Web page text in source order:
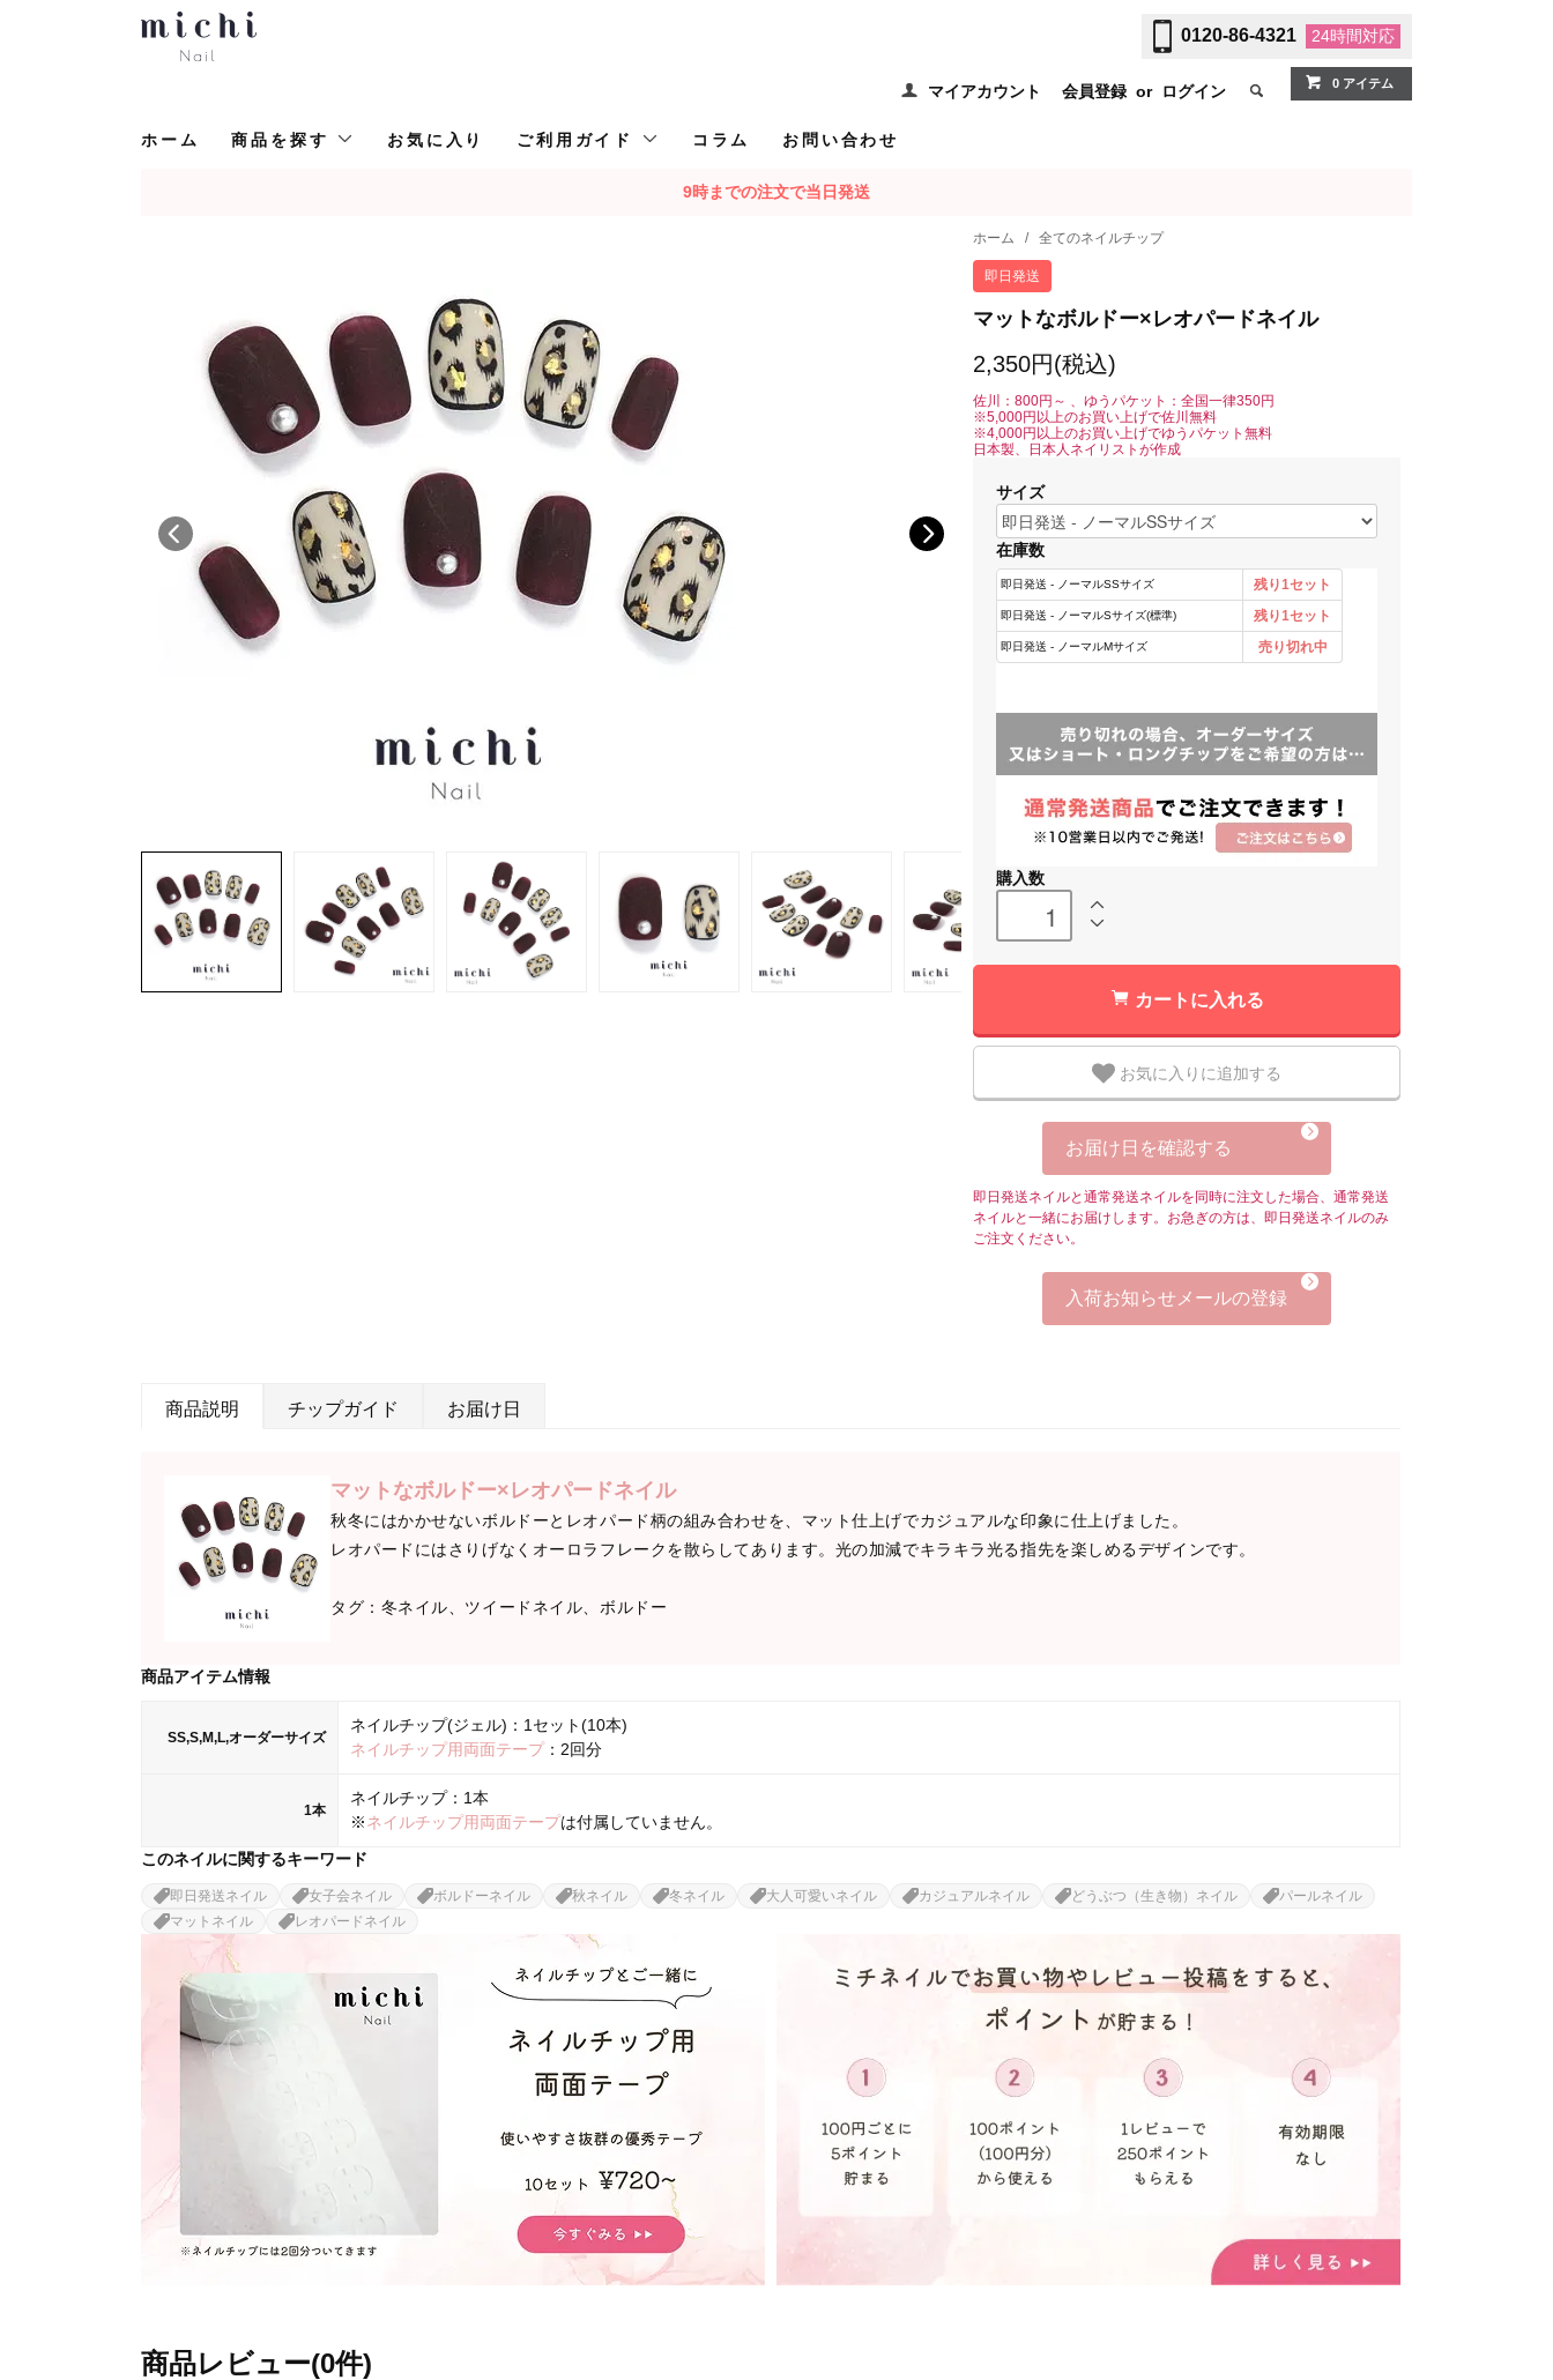
0120-86-4321 24時間対応
マイアカウント 会員登録 or ログイン 0 アイテム
ホーム 商品を探す お気に入り ご利用ガイド コラム お問い合わせ
9時までの注文で当日発送
ホーム / 全てのネイルチップ
即日発送
マットなボルドー×レオパードネイル
2,350円(税込)
佐川：800円～ 、ゆうパケット：全国一律350円
※5,000円以上のお買い上げで佐川無料
※4,000円以上のお買い上げでゆうパケット無料
日本製、日本人ネイリストが作成
サイズ
在庫数
購入数
カートに入れる
お気に入りに追加する
お届け日を確認する
即日発送ネイルと通常発送ネイルを同時に注文した場合、通常発送
ネイルと一緒にお届けします。お急ぎの方は、即日発送ネイルのみ
ご注文ください。
入荷お知らせメールの登録
商品説明 チップガイド お届け日
マットなボルドー×レオパードネイル
秋冬にはかかせないボルドーとレオパード柄の組み合わせを、マット仕上げでカジュアルな印象に仕上げました。
レオパードにはさりげなくオーロラフレークを散らしてあります。光の加減でキラキラ光る指先を楽しめるデザインです。
タグ：冬ネイル、ツイードネイル、ボルドー
商品アイテム情報
SS,S,M,L,オーダーサイズ
ネイルチップ(ジェル)：1セット(10本)
ネイルチップ用両面テープ：2回分
1本
ネイルチップ：1本
※ネイルチップ用両面テープは付属していません。
このネイルに関するキーワード
即日発送ネイル 女子会ネイル ボルドーネイル 秋ネイル 冬ネイル 大人可愛いネイル カジュアルネイル どうぶつ（生き物）ネイル
パールネイル
マットネイル
レオパードネイル
商品レビュー(0件)